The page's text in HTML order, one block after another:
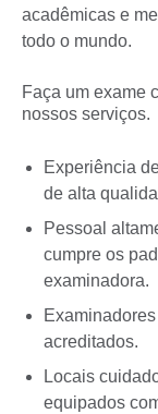
acadêmicas e
todo o mundo.
Faça um exame
nossos serviços.
Experiência
de alta
Pessoal
cumpre os
examinadora.
acreditados.
Locais
equipados